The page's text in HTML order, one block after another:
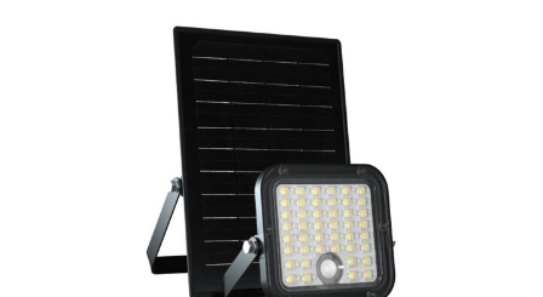
DETAILS